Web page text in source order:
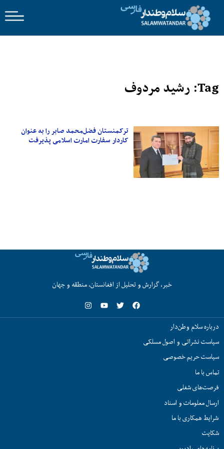
Tag: رشید مردوف
ترکمنستان فضل‌محمد صابر را به عنوان
کاردار سفارت امارت اسلامی پذیرفت
خبر، گزارش و تحلیل از افغانستان، منطقه و جهان
درباره سلام وطن‌دار
سیاست نشراتی و اصول مسلکی
سیاست حریم خصوصی
تماس با ما
فرصت‌های شغلی
ارسال معلومات و اسناد
شرایط همکاری با ما
شکایت